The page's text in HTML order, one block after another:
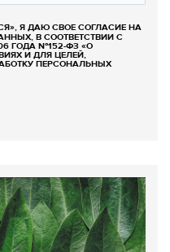
Я ДАЮ СВОЕ СОГЛАСИЕ НА
В СООТВЕТСТВИИ С
ГОДА №152-ФЗ «О
И ДЛЯ ЦЕЛЕЙ,
ПЕРСОНАЛЬНЫХ